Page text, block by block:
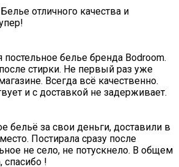
отличного качества и
постельное белье бренда Bodroom.
стирки. Не первый раз уже
Всегда всё качественно.
и с доставкой не задерживает.
бельё за свои деньги, доставили в
Постирала сразу после
не село, не потускнело. В общем
спасибо !